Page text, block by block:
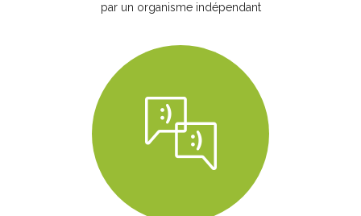
par un organisme indépendant